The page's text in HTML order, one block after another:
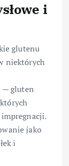
i
glutenu
niektórych
— gluten
jako
i